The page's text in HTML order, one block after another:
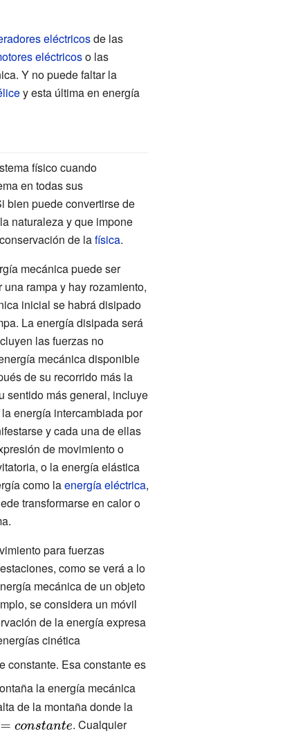
eléctricosde las
eléctricoso las
Y no puede faltar la
y esta última en energía
físico cuando
en todas sus
bien puede convertirse de
naturaleza y que impone
de lafísica.
mecánica puede ser
rampa y hay rozamiento,
inicial se habrá disipado
La energía disipada será
las fuerzas no
mecánica disponible
de su recorrido más la
sentido más general, incluye
energía intercambiada por
y cada una de ellas
de movimiento o
o laenergía elástica
como laenergía eléctrica,
transformarse en calor o
para fuerzas
como se verá a lo
mecánica de un objeto
se considera un móvil
de la energía expresa
cinética{\displaystyle
E_{c}={\frac
{2}}mv^{2}}
constante. Esa constante es
la energía mecánica
de la montaña donde la
. Cualquier